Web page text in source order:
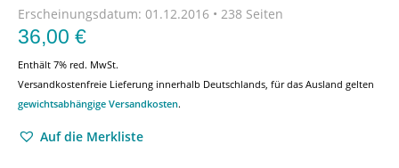
Erscheinungsdatum: 01.12.2016 • 238 Seiten
36,00 €
Enthält 7% red. MwSt.
Versandkostenfreie Lieferung innerhalb Deutschlands, für das Ausland gelten
gewichtsabhängige Versandkosten.
Auf die Merkliste